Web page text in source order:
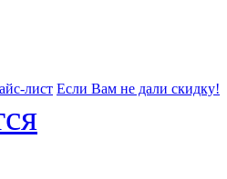
лист Если Вам не дали скидку!